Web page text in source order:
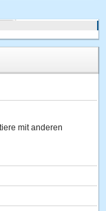
mit anderen